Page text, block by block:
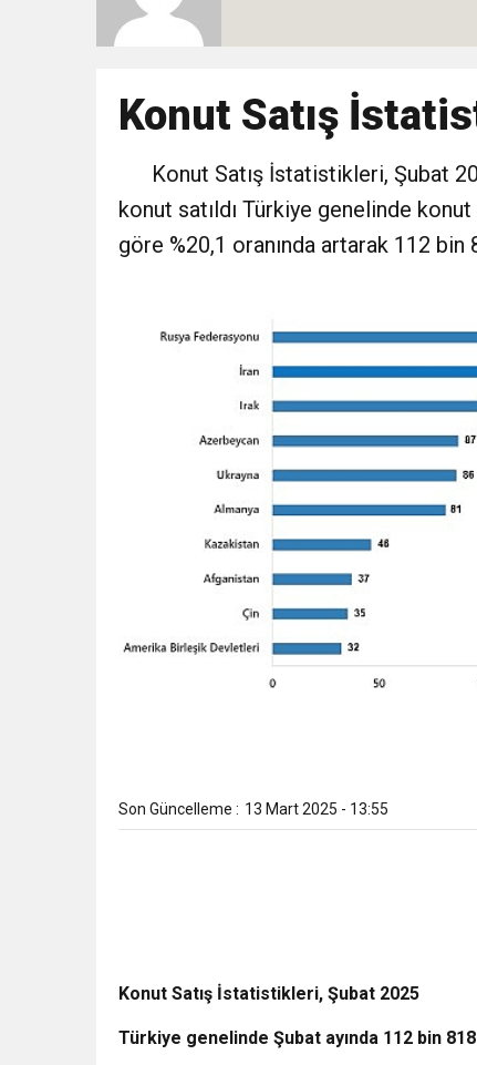
10:02 Gelecek Partisi İzmir
9:33 CHP’li 3 Genç
8:35 Anneler Günü’nde
18:28 Eğitim Camiasının
Konut Satış
Konut Satış İstatistikleri, Şubat
konut satıldı Türkiye genelinde konut
göre %20,1 oranında artarak 112 bin
Son Güncelleme : 13 Mart 2025 - 13:55
Konut Satış İstatistikleri, Şubat 2025
Türkiye genelinde Şubat ayında 112 bin